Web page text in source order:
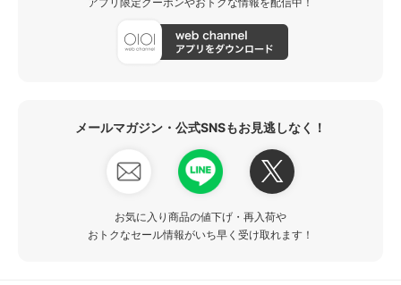
メールマガジン・公式SNSもお見逃しなく！
お気に入り商品の値下げ・再入荷や
おトクなセール情報がいち早く受け取れます！